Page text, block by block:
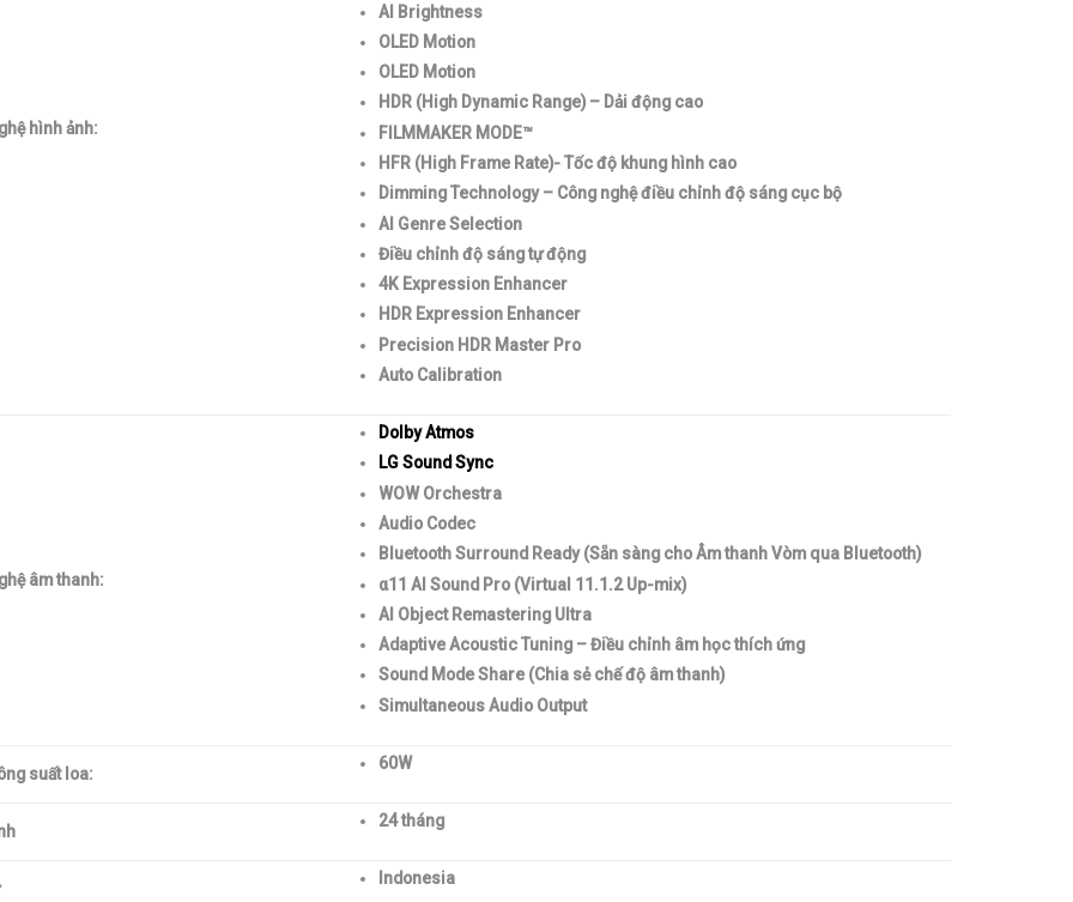
hình ảnh:
AI Brightness
OLED Motion
OLED Motion
HDR (High Dynamic Range) – Dải động cao
FILMMAKER MODE™
HFR (High Frame Rate)- Tốc độ khung hình cao
Dimming Technology – Công nghệ điều chỉnh độ sáng cục bộ
AI Genre Selection
Điều chỉnh độ sáng tự động
4K Expression Enhancer
HDR Expression Enhancer
Precision HDR Master Pro
Auto Calibration
âm thanh:
Dolby Atmos
LG Sound Sync
WOW Orchestra
Audio Codec
Bluetooth Surround Ready (Sẵn sàng cho Âm thanh Vòm qua Bluetooth)
α11 AI Sound Pro (Virtual 11.1.2 Up-mix)
AI Object Remastering Ultra
Adaptive Acoustic Tuning – Điều chỉnh âm học thích ứng
Sound Mode Share (Chia sẻ chế độ âm thanh)
Simultaneous Audio Output
suất loa:
60W
24 tháng
Indonesia